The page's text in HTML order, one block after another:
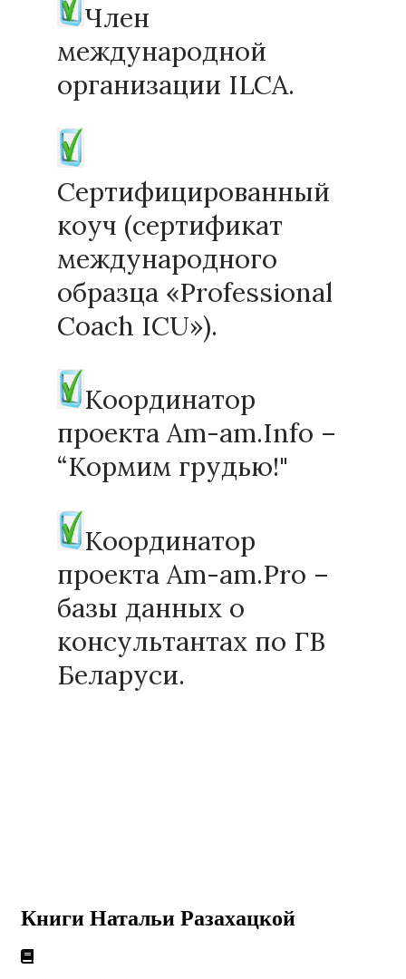
Член
международной
организации ILCA.
Сертифицированный
коуч (сертификат
международного
образца «Professional
Coach ICU»).
Координатор
проекта Am-am.Info –
“Кормим грудью!"
Координатор
проекта Am-am.Pro –
базы данных о
консультантах по ГВ
Беларуси.
Книги Натальи Разахацкой